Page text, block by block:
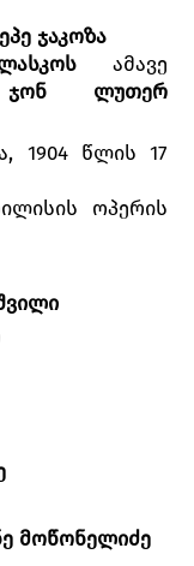
ჯაკოზა
ამავე
ლუთერ
1904 წლის 17
ოპერის
მოწონელიძე